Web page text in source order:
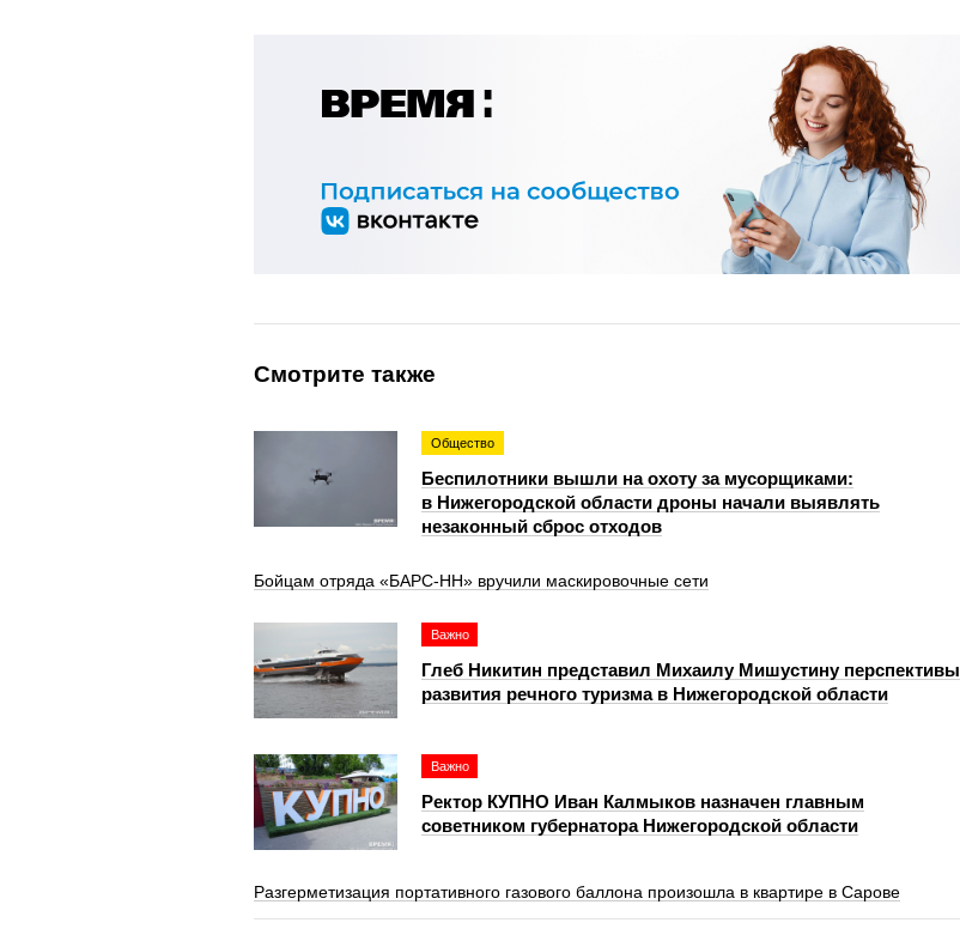
Смотрите также
Общество
Беспилотники вышли на охоту за мусорщиками:
в Нижегородской области дроны начали выявлять
незаконный сброс отходов
Бойцам отряда «БАРС-НН» вручили маскировочные сети
Важно
Глеб Никитин представил Михаилу Мишустину перспективы
развития речного туризма в Нижегородской области
Важно
Ректор КУПНО Иван Калмыков назначен главным
советником губернатора Нижегородской области
Разгерметизация портативного газового баллона произошла в квартире в Сарове